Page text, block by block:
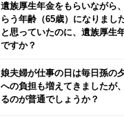
遺族厚生年金をもらいながら
らう年齢（65歳）になりまし
と思っていたのに、遺族厚生
ですか？
娘夫婦が仕事の日は毎日孫の
への負担も増えてきましたが
るのが普通でしょうか？